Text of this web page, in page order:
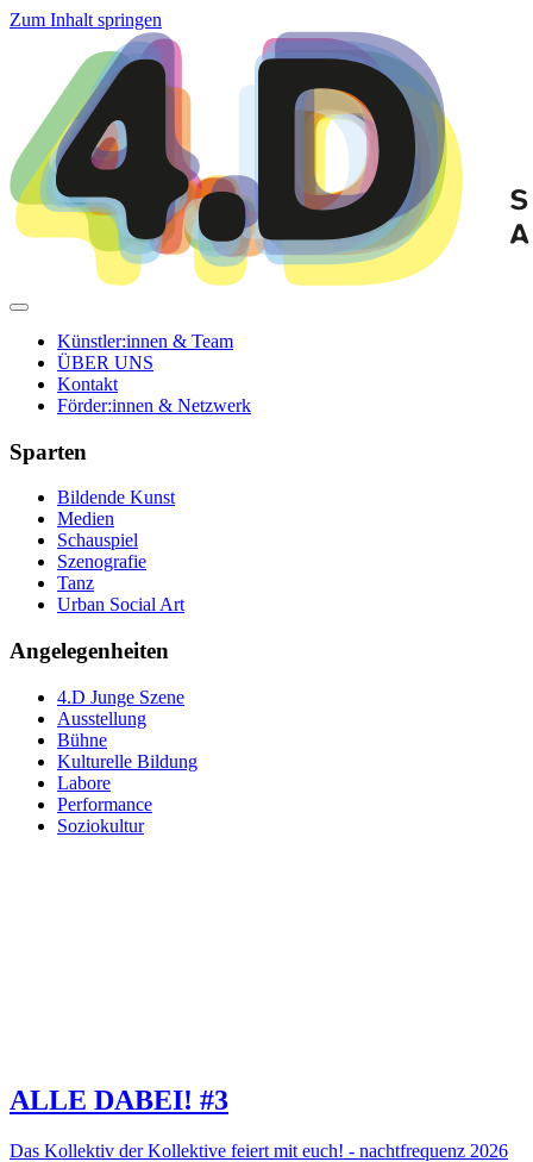
Zum Inhalt springen
Künstler:innen & Team
ÜBER UNS
Kontakt
Förder:innen & Netzwerk
Sparten
Bildende Kunst
Medien
Schauspiel
Szenografie
Tanz
Urban Social Art
Angelegenheiten
4.D Junge Szene
Ausstellung
Bühne
Kulturelle Bildung
Labore
Performance
Soziokultur
ALLE DABEI! #3
Das Kollektiv der Kollektive feiert mit euch! - nachtfrequenz 2026